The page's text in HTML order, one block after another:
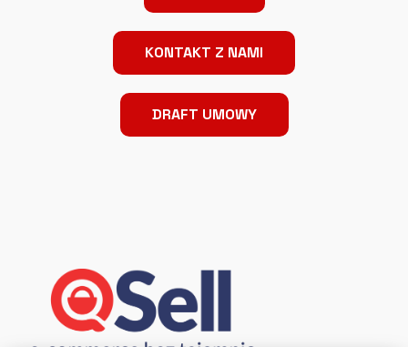
KONTAKT Z NAMI
DRAFT UMOWY